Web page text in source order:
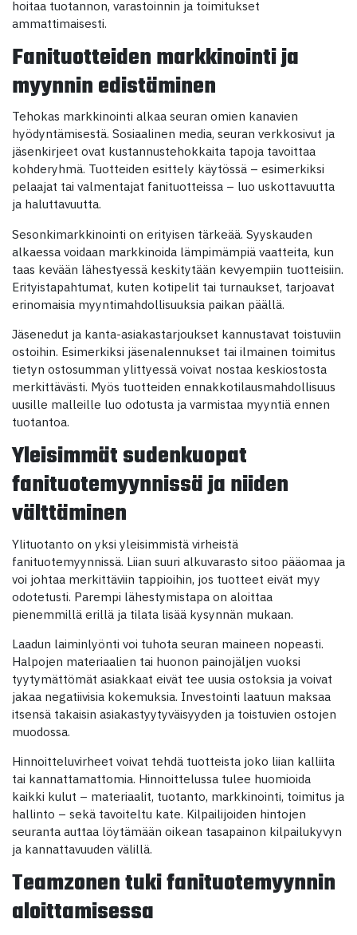
hoitaa tuotannon, varastoinnin ja toimitukset
ammattimaisesti.
Fanituotteiden markkinointi ja
myynnin edistäminen
Tehokas markkinointi alkaa seuran omien kanavien
hyödyntämisestä. Sosiaalinen media, seuran verkkosivut ja
jäsenkirjeet ovat kustannustehokkaita tapoja tavoittaa
kohderyhmä. Tuotteiden esittely käytössä – esimerkiksi
pelaajat tai valmentajat fanituotteissa – luo uskottavuutta
ja haluttavuutta.
Sesonkimarkkinointi on erityisen tärkeää. Syyskauden
alkaessa voidaan markkinoida lämpimämpiä vaatteita, kun
taas kevään lähestyessä keskitytään kevyempiin tuotteisiin.
Erityistapahtumat, kuten kotipelit tai turnaukset, tarjoavat
erinomaisia myyntimahdollisuuksia paikan päällä.
Jäsenedut ja kanta-asiakastarjoukset kannustavat toistuviin
ostoihin. Esimerkiksi jäsenalennukset tai ilmainen toimitus
tietyn ostosumman ylittyessä voivat nostaa keskiostosta
merkittävästi. Myös tuotteiden ennakkotilausmahdollisuus
uusille malleille luo odotusta ja varmistaa myyntiä ennen
tuotantoa.
Yleisimmät sudenkuopat
fanituotemyynnissä ja niiden
välttäminen
Ylituotanto on yksi yleisimmistä virheistä
fanituotemyynnissä. Liian suuri alkuvarasto sitoo pääomaa ja
voi johtaa merkittäviin tappioihin, jos tuotteet eivät myy
odotetusti. Parempi lähestymistapa on aloittaa
pienemmillä erillä ja tilata lisää kysynnän mukaan.
Laadun laiminlyönti voi tuhota seuran maineen nopeasti.
Halpojen materiaalien tai huonon painojäljen vuoksi
tyytymättömät asiakkaat eivät tee uusia ostoksia ja voivat
jakaa negatiivisia kokemuksia. Investointi laatuun maksaa
itsensä takaisin asiakastyytyväisyyden ja toistuvien ostojen
muodossa.
Hinnoitteluvirheet voivat tehdä tuotteista joko liian kalliita
tai kannattamattomia. Hinnoittelussa tulee huomioida
kaikki kulut – materiaalit, tuotanto, markkinointi, toimitus ja
hallinto – sekä tavoiteltu kate. Kilpailijoiden hintojen
seuranta auttaa löytämään oikean tasapainon kilpailukyvyn
ja kannattavuuden välillä.
Teamzonen tuki fanituotemyynnin
aloittamisessa